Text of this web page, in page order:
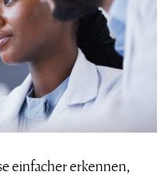
einfacher erkennen,